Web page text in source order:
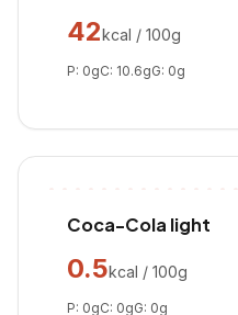
42kcal / 100g
P: 0gC: 10.6gG: 0g
Coca-Cola light
0.5kcal / 100g
P: 0gC: 0gG: 0g